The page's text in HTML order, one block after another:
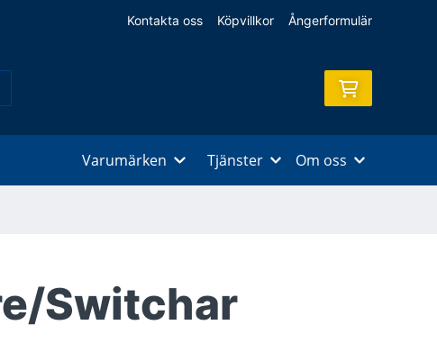
Kontakta oss Köpvillkor Ångerformulär
Varumärken Tjänster Om oss
Switchar